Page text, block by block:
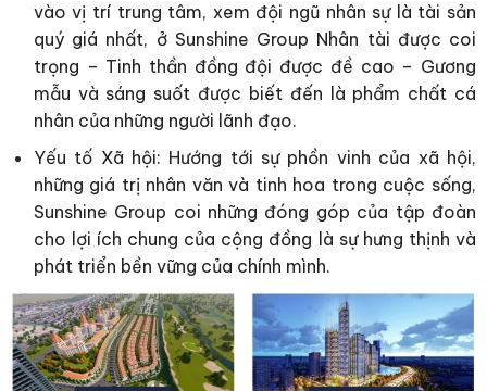
vào vị trí trung tâm, xem đội ngũ nhân sự là tài sản
quý giá nhất, ở Sunshine Group Nhân tài được coi
trọng – Tinh thần đồng đội được đề cao – Gương
mẫu và sáng suốt được biết đến là phẩm chất cá
nhân của những người lãnh đạo.
Yếu tố Xã hội: Hướng tới sự phồn vinh của xã hội,
những giá trị nhân văn và tinh hoa trong cuộc sống,
Sunshine Group coi những đóng góp của tập đoàn
cho lợi ích chung của cộng đồng là sự hưng thịnh và
phát triển bền vững của chính mình.